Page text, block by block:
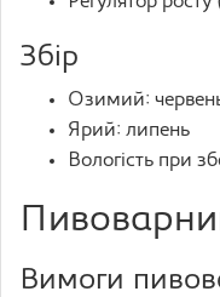
Збір
Озимий:
Ярий: липень
Вологість при
Вимоги